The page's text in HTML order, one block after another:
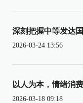
深刻把握中等发达
2026-03-24 13:56
以人为本，情绪消
2026-03-18 09:18